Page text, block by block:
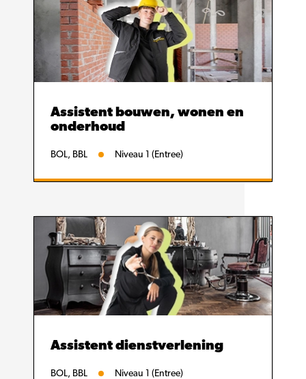
Assistent bouwen, wonen en
onderhoud
BOL, BBL Niveau 1 (Entree)
Assistent dienstverlening
BOL, BBL Niveau 1 (Entree)